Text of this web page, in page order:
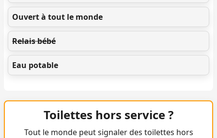
Ouvert à tout le monde
Relais bébé
Eau potable
Toilettes hors service ?
Tout le monde peut signaler des toilettes hors